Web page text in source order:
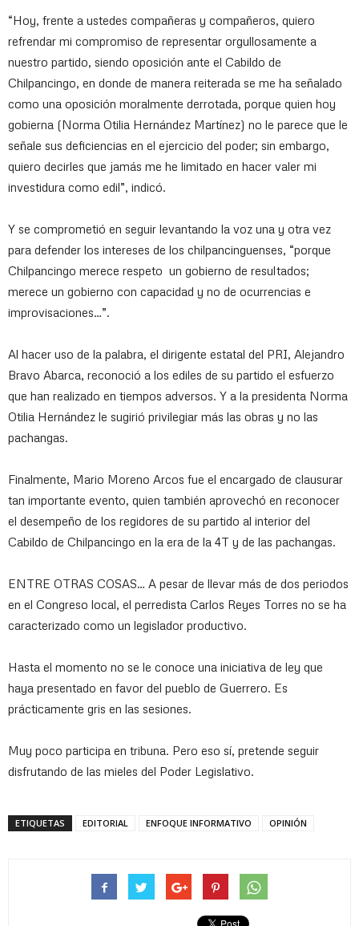
“Hoy, frente a ustedes compañeras y compañeros, quiero
refrendar mi compromiso de representar orgullosamente a
nuestro partido, siendo oposición ante el Cabildo de
Chilpancingo, en donde de manera reiterada se me ha señalado
como una oposición moralmente derrotada, porque quien hoy
gobierna (Norma Otilia Hernández Martínez) no le parece que le
señale sus deficiencias en el ejercicio del poder; sin embargo,
quiero decirles que jamás me he limitado en hacer valer mi
investidura como edil”, indicó.
Y se comprometió en seguir levantando la voz una y otra vez
para defender los intereses de los chilpancinguenses, “porque
Chilpancingo merece respeto un gobierno de resultados;
merece un gobierno con capacidad y no de ocurrencias e
improvisaciones…”.
Al hacer uso de la palabra, el dirigente estatal del PRI, Alejandro
Bravo Abarca, reconoció a los ediles de su partido el esfuerzo
que han realizado en tiempos adversos. Y a la presidenta Norma
Otilia Hernández le sugirió privilegiar más las obras y no las
pachangas.
Finalmente, Mario Moreno Arcos fue el encargado de clausurar
tan importante evento, quien también aprovechó en reconocer
el desempeño de los regidores de su partido al interior del
Cabildo de Chilpancingo en la era de la 4T y de las pachangas.
ENTRE OTRAS COSAS… A pesar de llevar más de dos periodos
en el Congreso local, el perredista Carlos Reyes Torres no se ha
caracterizado como un legislador productivo.
Hasta el momento no se le conoce una iniciativa de ley que
haya presentado en favor del pueblo de Guerrero. Es
prácticamente gris en las sesiones.
Muy poco participa en tribuna. Pero eso sí, pretende seguir
disfrutando de las mieles del Poder Legislativo.
ETIQUETAS EDITORIAL ENFOQUE INFORMATIVO OPINIÓN